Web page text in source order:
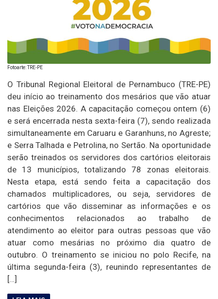
Fotoarte: TRE-PE
O Tribunal Regional Eleitoral de Pernambuco (TRE-PE)
deu início ao treinamento dos mesários que vão atuar
nas Eleições 2026. A capacitação começou ontem (6)
e será encerrada nesta sexta-feira (7), sendo realizada
simultaneamente em Caruaru e Garanhuns, no Agreste;
e Serra Talhada e Petrolina, no Sertão. Na oportunidade
serão treinados os servidores dos cartórios eleitorais
de 13 municípios, totalizando 78 zonas eleitorais.
Nesta etapa, está sendo feita a capacitação dos
chamados multiplicadores, ou seja, servidores de
cartórios que vão disseminar as informações e os
conhecimentos relacionados ao trabalho de
atendimento ao eleitor para outras pessoas que vão
atuar como mesárias no próximo dia quatro de
outubro. O treinamento se iniciou no polo Recife, na
última segunda-feira (3), reunindo representantes de
[…]